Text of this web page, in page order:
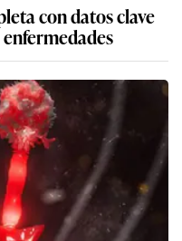
con datos clave